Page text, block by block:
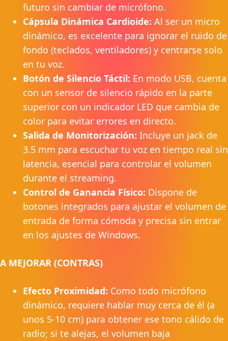
futuro sin cambiar de micrófono.
Cápsula Dinámica Cardioide: Al ser un micro
dinámico, es excelente para ignorar el ruido de
fondo (teclados, ventiladores) y centrarse solo
en tu voz.
Botón de Silencio Táctil: En modo USB, cuenta
con un sensor de silencio rápido en la parte
superior con un indicador LED que cambia de
color para evitar errores en directo.
Salida de Monitorización: Incluye un jack de
3.5 mm para escuchar tu voz en tiempo real sin
latencia, esencial para controlar el volumen
durante el streaming.
Control de Ganancia Físico: Dispone de
botones integrados para ajustar el volumen de
entrada de forma cómoda y precisa sin entrar
en los ajustes de Windows.
A MEJORAR (CONTRAS)
Efecto Proximidad: Como todo micrófono
dinámico, requiere hablar muy cerca de él (a
unos 5-10 cm) para obtener ese tono cálido de
radio; si te alejas, el volumen baja